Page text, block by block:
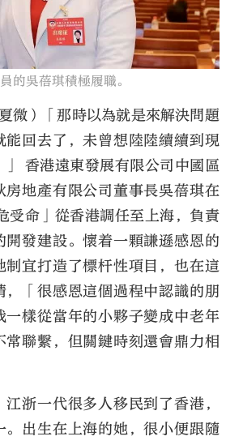
大公文匯
的吳蓓琪積極履職。
微）「那時以為就是來解決問題
能回去了，未曾想陸陸續續到現
香港遠東發展有限公司中國區
房地產有限公司董事長吳蓓琪在
受命」從香港調任至上海，負責
開發建設。懷着一顆謙遜感恩的
制宜打造了標杆性項目，也在這
，「很感恩這個過程中認識的朋
一樣從當年的小夥子變成中老年
常聯繫，但關鍵時刻還會鼎力相
浙一代很多人移民到了香港，
。出生在上海的她，很小便跟隨